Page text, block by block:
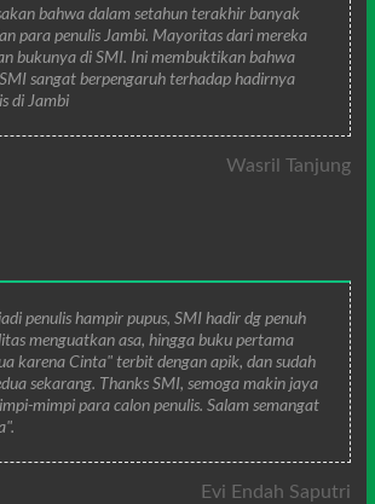
bahwa dalam setahun terakhir banyak
para penulis Jambi. Mayoritas dari mereka
bukunya di SMI. Ini membuktikan bahwa
sangat berpengaruh terhadap hadirnya
di Jambi
Wasril Tanjung
penulis hampir pupus, SMI hadir dg penuh
menguatkan asa, hingga buku pertama
karena Cinta" terbit dengan apik, dan sudah
sekarang. Thanks SMI, semoga makin jaya
mimpi para calon penulis. Salam semangat
Evi Endah Saputri